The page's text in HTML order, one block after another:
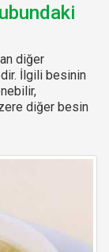
diğer
İlgili besinin
diğer besin